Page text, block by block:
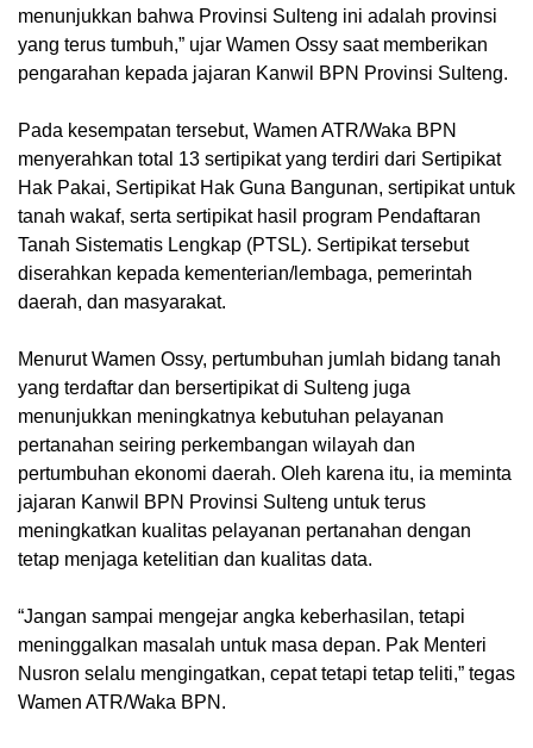
menunjukkan bahwa Provinsi Sulteng ini adalah provinsi
yang terus tumbuh,” ujar Wamen Ossy saat memberikan
pengarahan kepada jajaran Kanwil BPN Provinsi Sulteng.
Pada kesempatan tersebut, Wamen ATR/Waka BPN
menyerahkan total 13 sertipikat yang terdiri dari Sertipikat
Hak Pakai, Sertipikat Hak Guna Bangunan, sertipikat untuk
tanah wakaf, serta sertipikat hasil program Pendaftaran
Tanah Sistematis Lengkap (PTSL). Sertipikat tersebut
diserahkan kepada kementerian/lembaga, pemerintah
daerah, dan masyarakat.
Menurut Wamen Ossy, pertumbuhan jumlah bidang tanah
yang terdaftar dan bersertipikat di Sulteng juga
menunjukkan meningkatnya kebutuhan pelayanan
pertanahan seiring perkembangan wilayah dan
pertumbuhan ekonomi daerah. Oleh karena itu, ia meminta
jajaran Kanwil BPN Provinsi Sulteng untuk terus
meningkatkan kualitas pelayanan pertanahan dengan
tetap menjaga ketelitian dan kualitas data.
“Jangan sampai mengejar angka keberhasilan, tetapi
meninggalkan masalah untuk masa depan. Pak Menteri
Nusron selalu mengingatkan, cepat tetapi tetap teliti,” tegas
Wamen ATR/Waka BPN.